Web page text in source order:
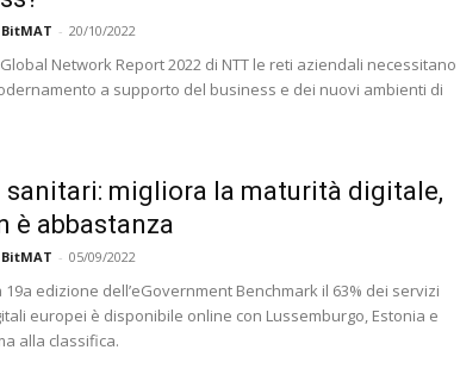
- 20/10/2022
Network Report 2022 di NTT le reti aziendali necessitano
a supporto del business e dei nuovi ambienti di
sanitari: migliora la maturità digitale,
è abbastanza
- 05/09/2022
19a edizione dell’eGovernment Benchmark il 63% dei servizi
europei è disponibile online con Lussemburgo, Estonia e
alla classifica.